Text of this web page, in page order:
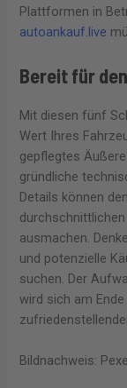
Plattformen in
autoankauf.live
Bereit für
Mit diesen fünf
Wert Ihres
gepflegtes
gründliche
Details können
ausmachen.
und potenzielle
suchen. Der
wird sich am
Bildnachweis: